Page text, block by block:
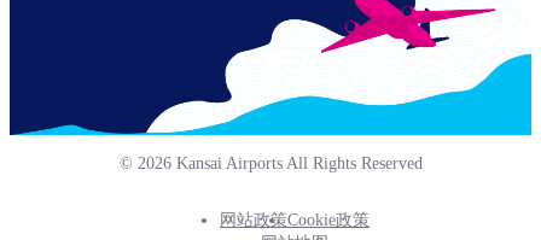
© 2026 Kansai Airports All Rights Reserved
Footer
网站政策Cookie政策